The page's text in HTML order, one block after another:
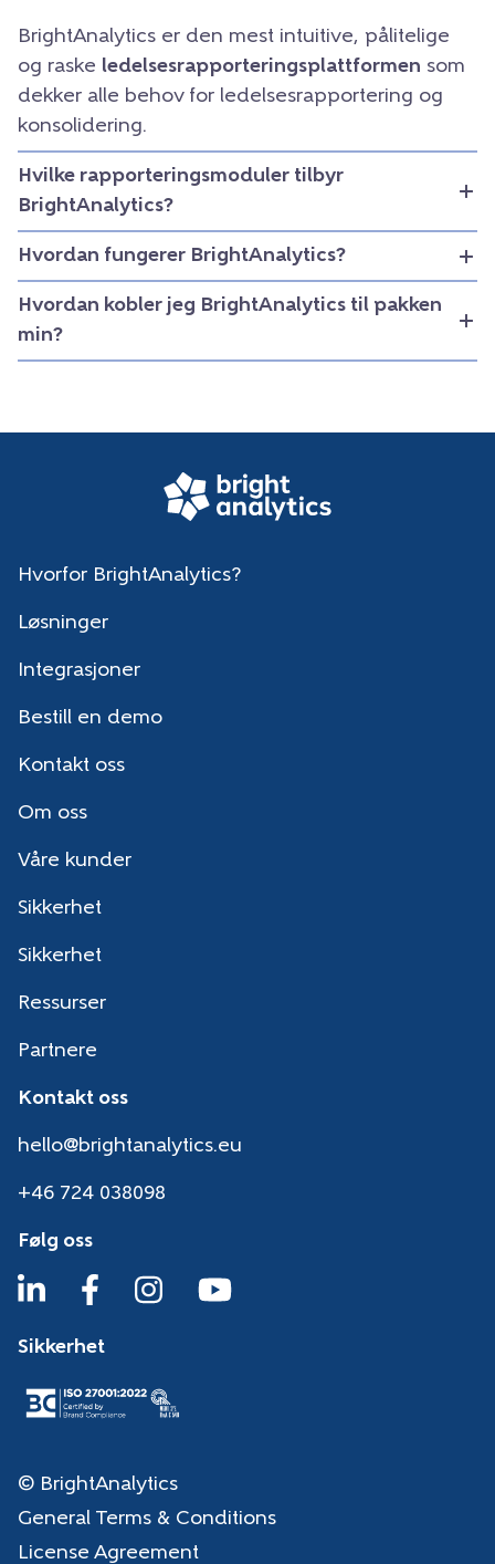
BrightAnalytics er den mest intuitive, pålitelige
og raske ledelsesrapporteringsplattformen som
dekker alle behov for ledelsesrapportering og
konsolidering.
Hvilke rapporteringsmoduler tilbyr
BrightAnalytics?
Hvordan fungerer BrightAnalytics?
Hvordan kobler jeg BrightAnalytics til pakken
min?
Hvorfor BrightAnalytics?
Løsninger
Integrasjoner
Bestill en demo
Kontakt oss
Om oss
Våre kunder
Sikkerhet
Sikkerhet
Ressurser
Partnere
Kontakt oss
hello@brightanalytics.eu
+46 724 038098
Følg oss
Sikkerhet
© BrightAnalytics
General Terms & Conditions
License Agreement